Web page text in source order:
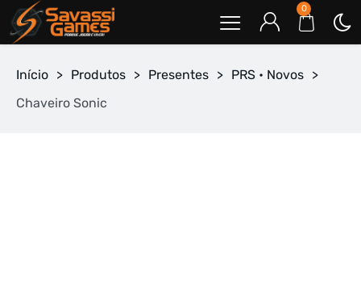
0
Início > Produtos > Presentes > PRS • Novos >
Chaveiro Sonic